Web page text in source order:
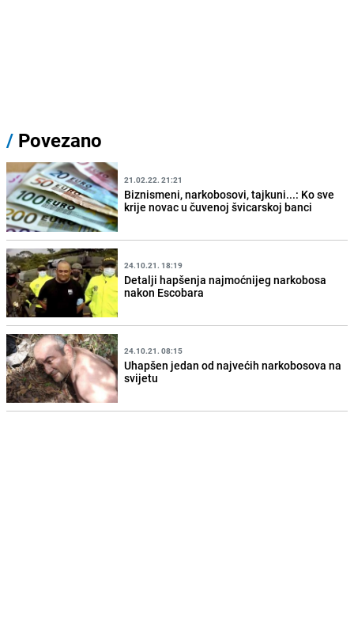
/ Povezano
21.02.22. 21:21
Biznismeni, narkobosovi, tajkuni...: Ko sve
krije novac u čuvenoj švicarskoj banci
24.10.21. 18:19
Detalji hapšenja najmoćnijeg narkobosa
nakon Escobara
24.10.21. 08:15
Uhapšen jedan od najvećih narkobosova na
svijetu